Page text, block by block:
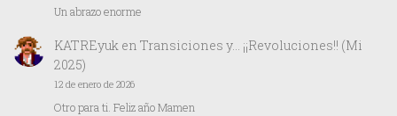
Un abrazo enorme
KATREyuken Transiciones y… ¡¡Revoluciones!! (Mi
2025)
12 de enero de 2026
Otro para ti. Feliz año Mamen